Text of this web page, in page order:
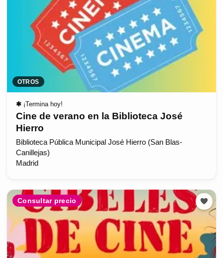
OTROS
✱ ¡Termina hoy!
Cine de verano en la Biblioteca José
Hierro
Biblioteca Pública Municipal José Hierro (San Blas-
Canillejas)
Madrid
Consultar precio